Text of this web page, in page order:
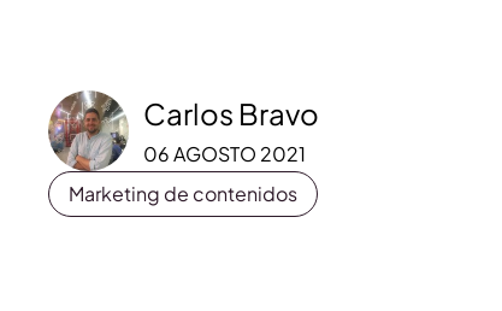
Carlos Bravo
06 AGOSTO 2021
Marketing de contenidos